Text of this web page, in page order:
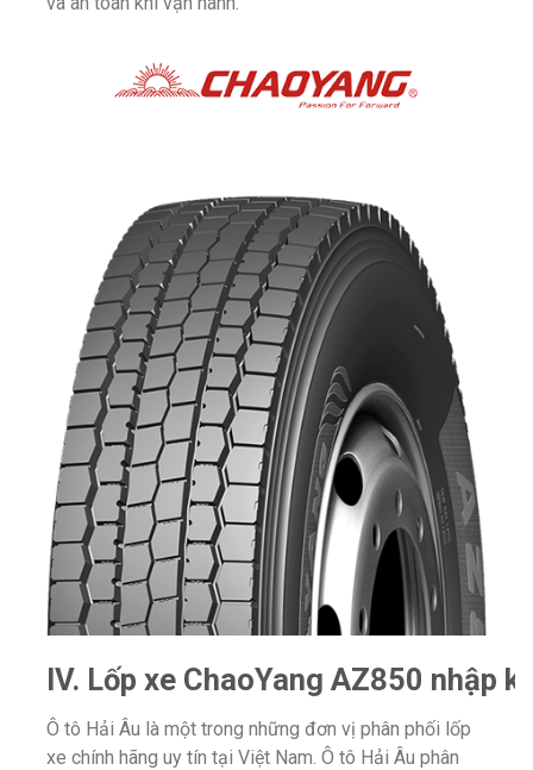
IV. Lốp xe ChaoYang AZ850 nhập
Ô tô Hải Âu là một trong những đơn vị phân phối lốp
xe chính hãng uy tín tại Việt Nam. Ô tô Hải Âu phân